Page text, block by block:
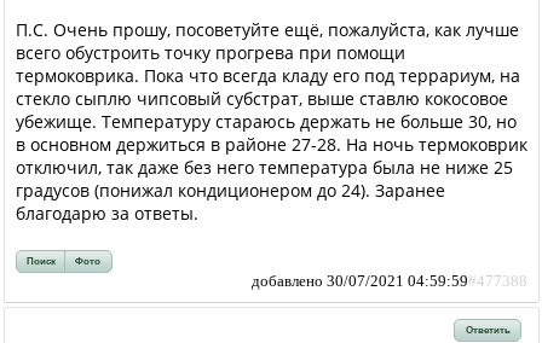
П.С. Очень прошу, посоветуйте ещё, пожалуйста, как лучше
всего обустроить точку прогрева при помощи
термоковрика. Пока что всегда кладу его под террариум, на
стекло сыплю чипсовый субстрат, выше ставлю кокосовое
убежище. Температуру стараюсь держать не больше 30, но
в основном держиться в районе 27-28. На ночь термоковрик
отключил, так даже без него температура была не ниже 25
градусов (понижал кондиционером до 24). Заранее
благодарю за ответы.
Поиск Фото
добавлено 30/07/2021 04:59:59#477388
Ответить